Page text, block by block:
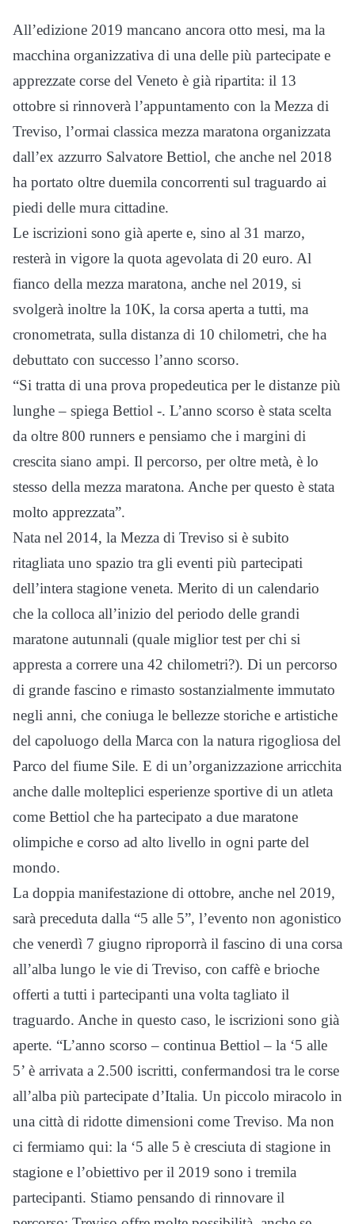
All’edizione 2019 mancano ancora otto mesi, ma la
macchina organizzativa di una delle più partecipate e
apprezzate corse del Veneto è già ripartita: il 13
ottobre si rinnoverà l’appuntamento con la Mezza di
Treviso, l’ormai classica mezza maratona organizzata
dall’ex azzurro Salvatore Bettiol, che anche nel 2018
ha portato oltre duemila concorrenti sul traguardo ai
piedi delle mura cittadine.
Le iscrizioni sono già aperte e, sino al 31 marzo,
resterà in vigore la quota agevolata di 20 euro. Al
fianco della mezza maratona, anche nel 2019, si
svolgerà inoltre la 10K, la corsa aperta a tutti, ma
cronometrata, sulla distanza di 10 chilometri, che ha
debuttato con successo l’anno scorso.
“Si tratta di una prova propedeutica per le distanze più
lunghe – spiega Bettiol -. L’anno scorso è stata scelta
da oltre 800 runners e pensiamo che i margini di
crescita siano ampi. Il percorso, per oltre metà, è lo
stesso della mezza maratona. Anche per questo è stata
molto apprezzata”.
Nata nel 2014, la Mezza di Treviso si è subito
ritagliata uno spazio tra gli eventi più partecipati
dell’intera stagione veneta. Merito di un calendario
che la colloca all’inizio del periodo delle grandi
maratone autunnali (quale miglior test per chi si
appresta a correre una 42 chilometri?). Di un percorso
di grande fascino e rimasto sostanzialmente immutato
negli anni, che coniuga le bellezze storiche e artistiche
del capoluogo della Marca con la natura rigogliosa del
Parco del fiume Sile. E di un’organizzazione arricchita
anche dalle molteplici esperienze sportive di un atleta
come Bettiol che ha partecipato a due maratone
olimpiche e corso ad alto livello in ogni parte del
mondo.
La doppia manifestazione di ottobre, anche nel 2019,
sarà preceduta dalla “5 alle 5”, l’evento non agonistico
che venerdì 7 giugno riproporrà il fascino di una corsa
all’alba lungo le vie di Treviso, con caffè e brioche
offerti a tutti i partecipanti una volta tagliato il
traguardo. Anche in questo caso, le iscrizioni sono già
aperte. “L’anno scorso – continua Bettiol – la ‘5 alle
5’ è arrivata a 2.500 iscritti, confermandosi tra le corse
all’alba più partecipate d’Italia. Un piccolo miracolo in
una città di ridotte dimensioni come Treviso. Ma non
ci fermiamo qui: la ‘5 alle 5 è cresciuta di stagione in
stagione e l’obiettivo per il 2019 sono i tremila
partecipanti. Stiamo pensando di rinnovare il